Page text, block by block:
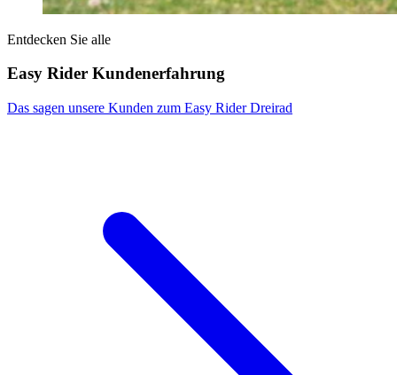
Entdecken Sie alle
Easy Rider Kundenerfahrung
Das sagen unsere Kunden zum Easy Rider Dreirad